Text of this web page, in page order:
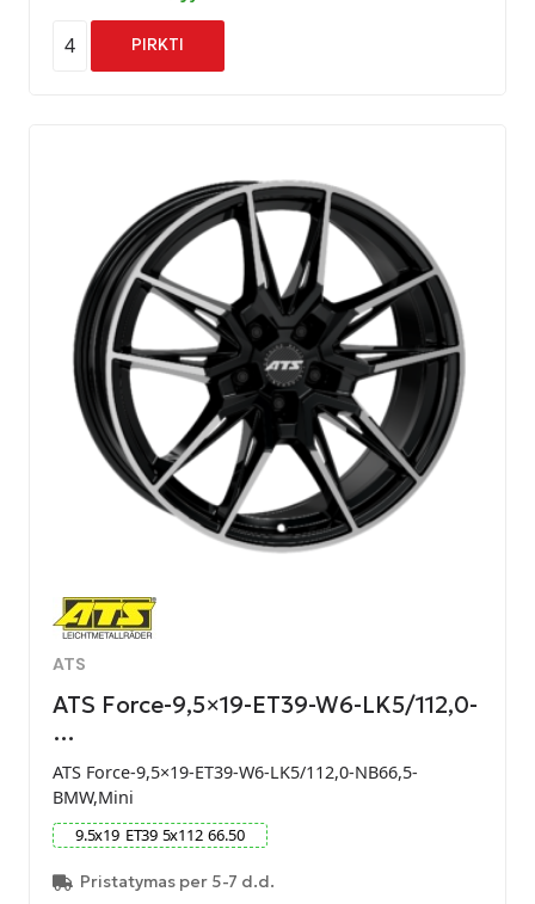
4 PIRKTI
ATS
ATS Force-9,5×19-ET39-W6-LK5/112,0-
…
ATS Force-9,5×19-ET39-W6-LK5/112,0-NB66,5-
BMW,Mini
9.5x19 ET39 5x112 66.50
Pristatymas per 5-7 d.d.